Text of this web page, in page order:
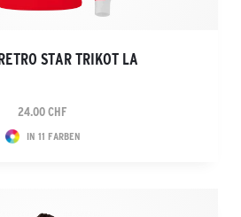
STAR TRIKOT LA
24.00 CHF
IN 11 FARBEN